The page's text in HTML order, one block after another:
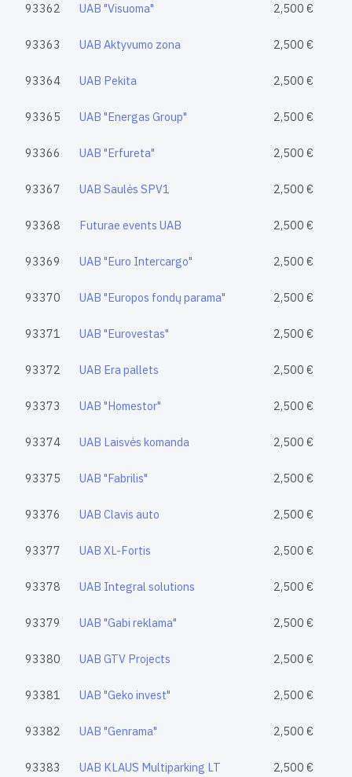
93362 UAB "Visuoma" 2,500 €
93363 UAB Aktyvumo zona 2,500 €
93364 UAB Pekita 2,500 €
93365 UAB "Energas Group" 2,500 €
93366 UAB "Erfureta" 2,500 €
93367 UAB Saulės SPV1 2,500 €
93368 Futurae events UAB 2,500 €
93369 UAB "Euro Intercargo" 2,500 €
93370 UAB "Europos fondų parama" 2,500 €
93371 UAB "Eurovestas" 2,500 €
93372 UAB Era pallets 2,500 €
93373 UAB "Homestor" 2,500 €
93374 UAB Laisvės komanda 2,500 €
93375 UAB "Fabrilis" 2,500 €
93376 UAB Clavis auto 2,500 €
93377 UAB XL-Fortis 2,500 €
93378 UAB Integral solutions 2,500 €
93379 UAB "Gabi reklama" 2,500 €
93380 UAB GTV Projects 2,500 €
93381 UAB "Geko invest" 2,500 €
93382 UAB "Genrama" 2,500 €
93383 UAB KLAUS Multiparking LT 2,500 €